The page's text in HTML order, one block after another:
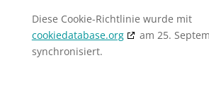
Diese Cookie-Richtlinie wurde mit
cookiedatabase.org
am 25.
synchronisiert.